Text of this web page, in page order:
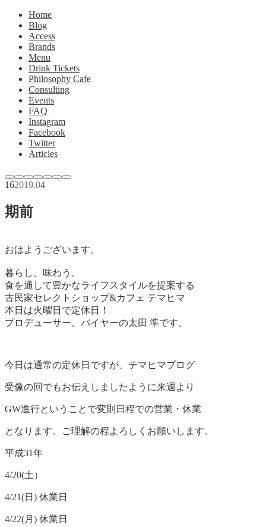
Home
Blog
Access
Brands
Menu
Drink Tickets
Philosophy Cafe
Consulting
Events
FAQ
Instagram
Facebook
Twitter
Articles
162019.04
期前
おはようございます。
暮らし、味わう。
食を通して豊かなライフスタイルを提案する
古民家セレクトショップ&カフェ テマヒマ
本日は火曜日で定休日！
プロデューサー、バイヤーの太田 準です。
今日は通常の定休日ですが、テマヒマブログ
受像の回でもお伝えしましたように来週より
GW進行ということで変則日程での営業・休業
となります。ご理解の程よろしくお願いします。
平成31年
4/20(土）
4/21(日) 休業日
4/22(月) 休業日